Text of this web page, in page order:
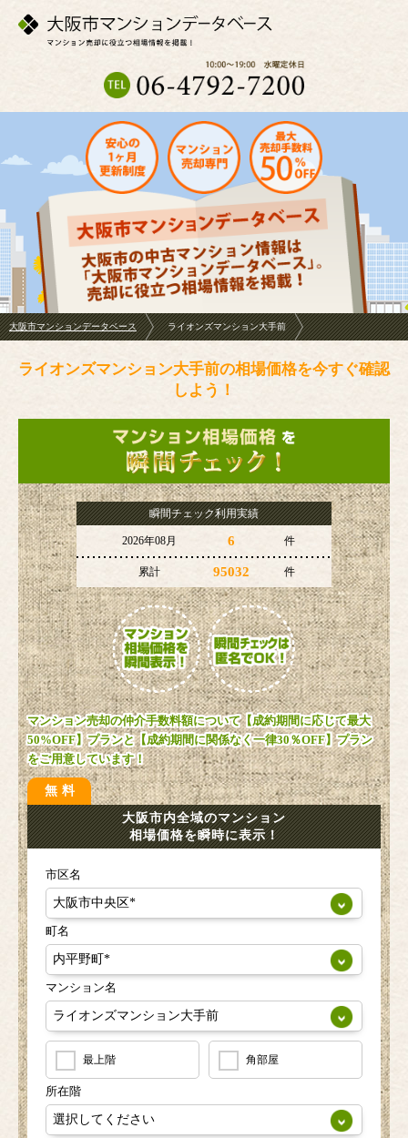
大阪市マンションデータベース ライオンズマンション大手前
ライオンズマンション大手前の相場価格を今すぐ確認
しよう！
瞬間チェック利用実績
2026年08月 6 件
累計 95032 件
マンション売却の仲介手数料額について【成約期間に応じて最大
50%OFF】プランと【成約期間に関係なく一律30％OFF】プラン
をご用意しています！
無料
大阪市内全域のマンション
相場価格を瞬時に表示！
市区名
町名
マンション名
最上階 角部屋
所在階